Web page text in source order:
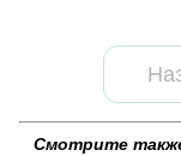
Cмотрите